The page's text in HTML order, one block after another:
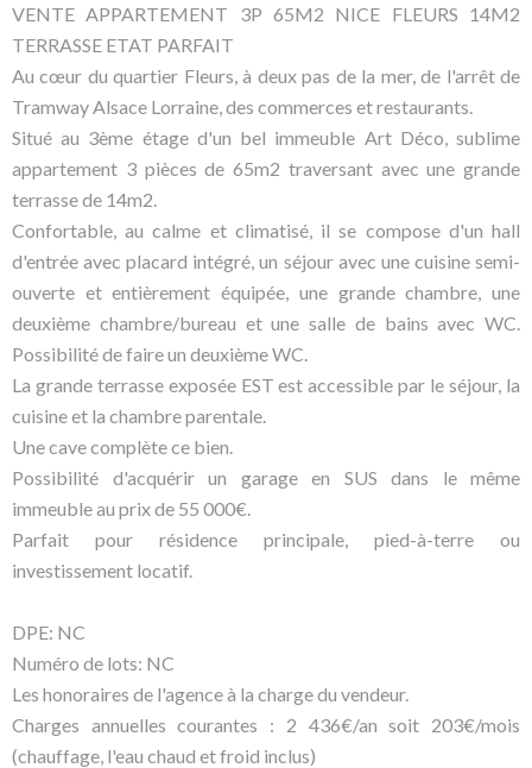
VENTE APPARTEMENT 3P 65M2 NICE FLEURS 14M2
TERRASSE ETAT PARFAIT
Au cœur du quartier Fleurs, à deux pas de la mer, de l'arrêt de
Tramway Alsace Lorraine, des commerces et restaurants.
Situé au 3ème étage d'un bel immeuble Art Déco, sublime
appartement 3 pièces de 65m2 traversant avec une grande
terrasse de 14m2.
Confortable, au calme et climatisé, il se compose d'un hall
d'entrée avec placard intégré, un séjour avec une cuisine semi-
ouverte et entièrement équipée, une grande chambre, une
deuxième chambre/bureau et une salle de bains avec WC.
Possibilité de faire un deuxième WC.
La grande terrasse exposée EST est accessible par le séjour, la
cuisine et la chambre parentale.
Une cave complète ce bien.
Possibilité d'acquérir un garage en SUS dans le même
immeuble au prix de 55 000€.
Parfait pour résidence principale, pied-à-terre ou
investissement locatif.
DPE: NC
Numéro de lots: NC
Les honoraires de l'agence à la charge du vendeur.
Charges annuelles courantes : 2 436€/an soit 203€/mois
(chauffage, l'eau chaud et froid inclus)